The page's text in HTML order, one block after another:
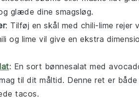
glæde dine smagsløg.
: Tilføj en skål med chili-lime rejer
og lime vil give en ekstra
: En sort bønnesalat med
til dit måltid. Denne ret er
tacos.